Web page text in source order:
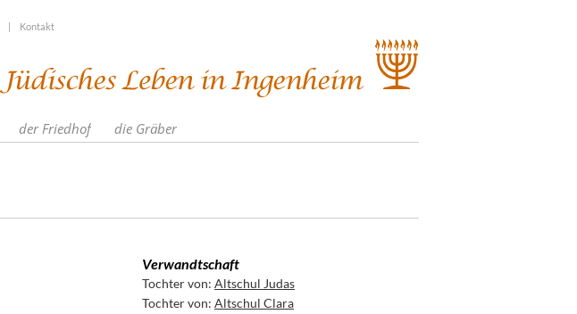
| Kontakt
der Friedhof die Gräber
Verwandtschaft
Tochter von:Altschul Judas
Tochter von:Altschul Clara